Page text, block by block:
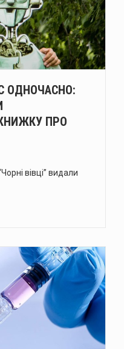
ОДНОЧАСНО:
ПРО
вівці” видали